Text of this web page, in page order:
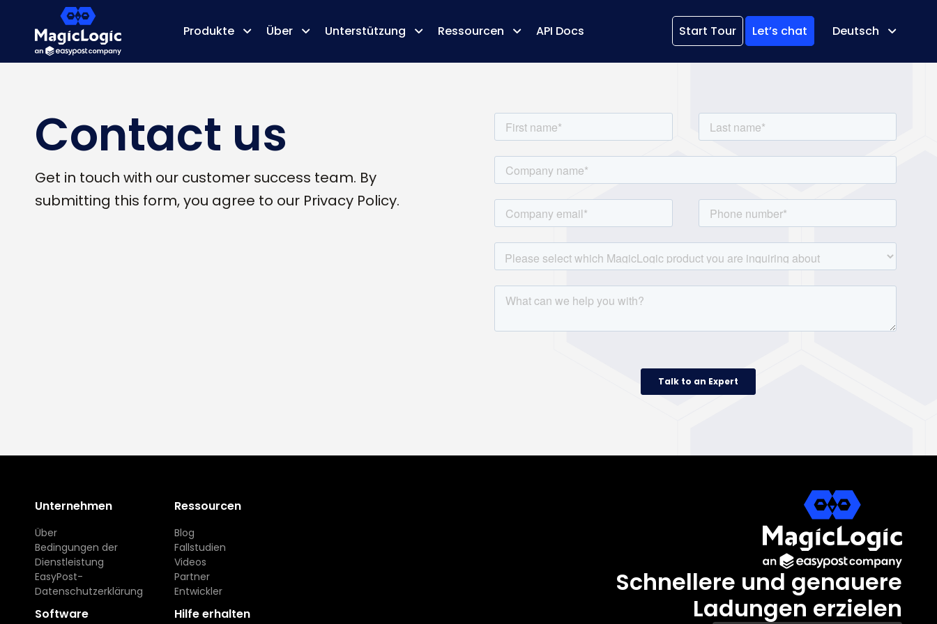
Produkte Über Unterstützung Ressourcen API Docs Start Tour Let’s chat Deutsch
Contact us
Get in touch with our customer success team. By
submitting this form, you agree to our Privacy Policy.
Unternehmen
Über
Bedingungen der
Dienstleistung
EasyPost-
Datenschutzerklärung
Ressourcen
Blog
Fallstudien
Videos
Partner
Entwickler
Software Hilfe erhalten
Schnellere und genauere
Ladungen erzielen